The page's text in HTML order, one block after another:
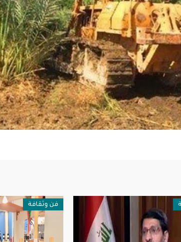
فن وثقافة